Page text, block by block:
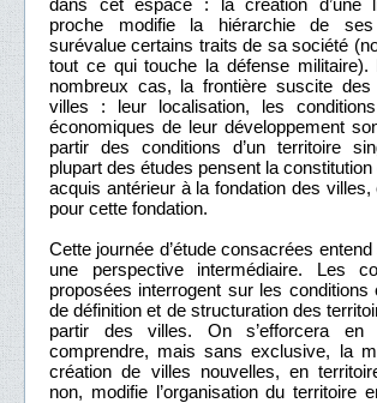
proche modifie la hiérarchie de
surévalue certains traits de sa société
tout ce qui touche la défense
nombreux cas, la frontière suscite des
villes : leur localisation, les
économiques de leur développement
partir des conditions d’un territoire
plupart des études pensent la
acquis antérieur à la fondation des villes,
pour cette fondation.
Cette journée d’étude consacrées
une perspective intermédiaire. Les
proposées interrogent sur les conditions
de définition et de structuration des
partir des villes. On s’efforcera en
comprendre, mais sans exclusive, la
création de villes nouvelles, en
non, modifie l’organisation du territoire